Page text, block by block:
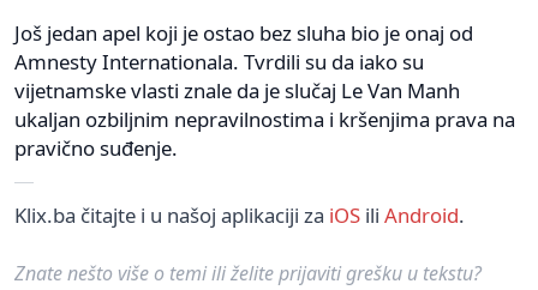
Još jedan apel koji je ostao bez sluha bio je onaj od
Amnesty Internationala. Tvrdili su da iako su
vijetnamske vlasti znale da je slučaj Le Van Manh
ukaljan ozbiljnim nepravilnostima i kršenjima prava na
pravično suđenje.
Klix.ba čitajte i u našoj aplikaciji za iOS ili Android.
Znate nešto više o temi ili želite prijaviti grešku u tekstu?